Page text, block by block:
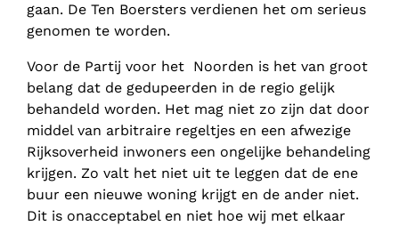
gaan. De Ten Boersters verdienen het om serieus
genomen te worden.
Voor de Partij voor het Noorden is het van groot
belang dat de gedupeerden in de regio gelijk
behandeld worden. Het mag niet zo zijn dat door
middel van arbitraire regeltjes en een afwezige
Rijksoverheid inwoners een ongelijke behandeling
krijgen. Zo valt het niet uit te leggen dat de ene
buur een nieuwe woning krijgt en de ander niet.
Dit is onacceptabel en niet hoe wij met elkaar